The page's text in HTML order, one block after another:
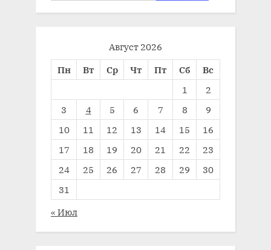
Август 2026
Пн
Вт Ср Чт Пт Сб
Вс
1
2
3
4 5 6 7 8
9
10
11 12 13 14 15
16
17
18 19 20 21 22
23
24
25 26 27 28 29
30
31
« Июл